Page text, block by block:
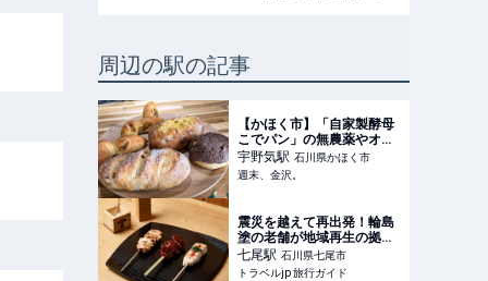
周辺の駅の記事
【かほく市】「自家製酵母
こでパン」の無農薬やオー
ガニックにこだわった体に
優しいパンが話題♡【NEW
OPEN】 - 週末、金沢。
宇野気駅 石川県かほく市
週末、金沢。
震災を越えて再出発！輪島
塗の老舗が地域再生の拠点
としてリニューアル | 石川
県 | トラベルjp 旅行ガイド
七尾駅 石川県七尾市
トラベルjp 旅行ガイド